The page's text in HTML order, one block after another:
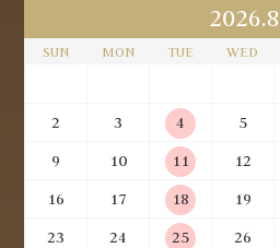
2026.8
SUN MON TUE WED
2
3 4 5
9
10 11 12
16
17 18 19
23
24 25 26